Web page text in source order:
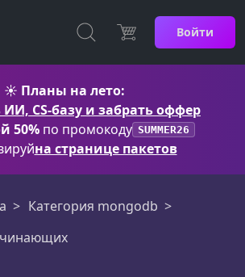
Войти
☀️ Планы на лето:
ИИ, CS-базу и забрать оффер
50% по промокоду SUMMER26
на странице пакетов
Категория mongodb